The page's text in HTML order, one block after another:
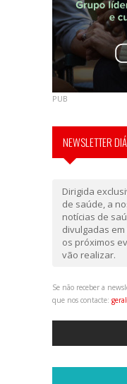
PUB
NEWSLETTER
Dirigida
de saúde, a
notícias de
divulgadas
os próximos
vão realizar.
Se não receber a
que nos contacte: